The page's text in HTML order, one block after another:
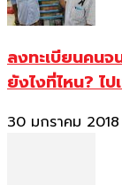
ลงทะเบียนคนจ
ยังไงที่ไหน? ไป
30 มกราคม 2018